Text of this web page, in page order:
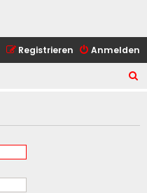
Anmelden
Registrieren
h